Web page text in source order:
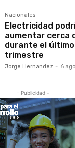
Nacionales
Electricidad
aumentar cerca
durante el último
trimestre
Jorge Hernandez - 6
- Publicidad -